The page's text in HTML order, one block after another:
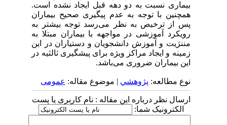
بیماری نسبت به دو دهه قبل ایجاد نشده است.
همچنین با توجه به عدم پیگیری صحیح بیماران
پس از ترخیص به نظر می‌رسد توجه بیشتر به
رویکرد آموزشی در مواجهه با بیماران مبتلا به
مننژیت و آموزش دانشجویان و دستیاران در این
زمینه و ایجاد مراکز ویژه برای پیشگیری ثالثیه در
این بیماران ضروری می‌باشد.
نوع مطالعه:پژوهشي| موضوع مقاله:عمومى
ارسال نظر درباره این مقاله : نام کاربری یا پست
الکترونیک شما: